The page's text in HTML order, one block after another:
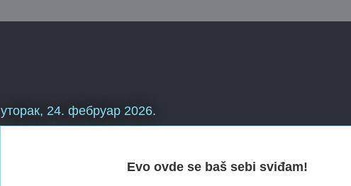
уторак, 24. фебруар 2026.
Evo ovde se baš sebi sviđam!